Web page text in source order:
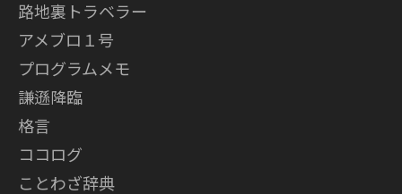
路地裏トラベラー
アメブロ１号
プログラムメモ
謙遜降臨
格言
ココログ
ことわざ辞典